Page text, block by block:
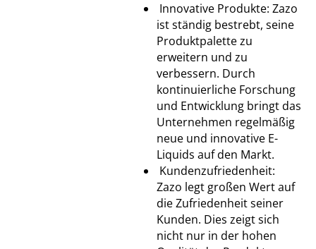
Innovative Produkte: Zazo
ist ständig bestrebt, seine
Produktpalette zu
erweitern und zu
verbessern. Durch
kontinuierliche Forschung
und Entwicklung bringt das
Unternehmen regelmäßig
neue und innovative E-
Liquids auf den Markt.
Kundenzufriedenheit:
Zazo legt großen Wert auf
die Zufriedenheit seiner
Kunden. Dies zeigt sich
nicht nur in der hohen